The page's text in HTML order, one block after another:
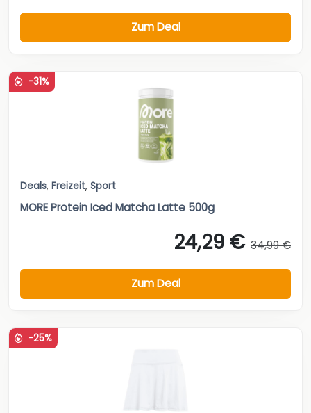
Zum Deal
-31%
Deals, Freizeit, Sport
MORE Protein Iced Matcha Latte 500g
24,29 € 34,99 €
Zum Deal
-25%